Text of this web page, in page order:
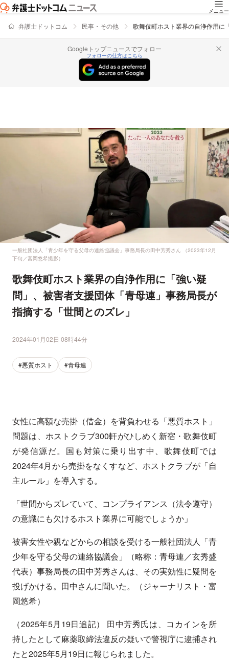
メニュー
弁護士ドットコム 民事・その他 歌舞伎町ホスト業界の自浄作用に
Googleトップニュースでフォロー
フォローの仕方はこちら
一般社団法人「青少年を守る父母の連絡協議会」事務局長の田中芳秀さん （2023年12月
下旬／富岡悠希撮影）
歌舞伎町ホスト業界の自浄作用に「強い疑
問」、被害者支援団体「青母連」事務局長が
指摘する「世間とのズレ」
2024年01月02日 08時44分
#悪質ホスト #青母連
女性に高額な売掛（借金）を背負わせる「悪質ホスト」
問題は、ホストクラブ300軒がひしめく新宿・歌舞伎町
が発信源だ。国も対策に乗り出す中、歌舞伎町では
2024年4月から売掛をなくすなど、ホストクラブが「自
主ルール」を導入する。
「世間からズレていて、コンプライアンス（法令遵守）
の意識にも欠けるホスト業界に可能でしょうか」
被害女性や親などからの相談を受ける一般社団法人「青
少年を守る父母の連絡協議会」（略称：青母連／玄秀盛
代表）事務局長の田中芳秀さんは、その実効性に疑問を
投げかける。田中さんに聞いた。（ジャーナリスト・富
岡悠希）
（2025年5月19日追記） 田中芳秀氏は、コカインを所
持したとして麻薬取締法違反の疑いで警視庁に逮捕され
たと2025年5月19日に報じられました。